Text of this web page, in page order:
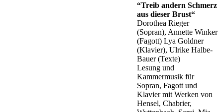
“Treib andern Schmerz
aus dieser Brust“
Dorothea Rieger
(Sopran), Annette Winker
(Fagott) Lya Goldner
(Klavier), Ulrike Halbe-
Bauer (Texte)
Lesung und
Kammermusik für
Sopran, Fagott und
Klavier mit Werken von
Hensel, Chabrier,